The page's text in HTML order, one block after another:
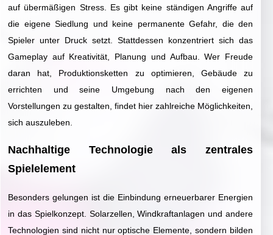
auf übermäßigen Stress. Es gibt keine ständigen Angriffe auf
die eigene Siedlung und keine permanente Gefahr, die den
Spieler unter Druck setzt. Stattdessen konzentriert sich das
Gameplay auf Kreativität, Planung und Aufbau. Wer Freude
daran hat, Produktionsketten zu optimieren, Gebäude zu
errichten und seine Umgebung nach den eigenen
Vorstellungen zu gestalten, findet hier zahlreiche Möglichkeiten,
sich auszuleben.
Nachhaltige Technologie als zentrales
Spielelement
Besonders gelungen ist die Einbindung erneuerbarer Energien
in das Spielkonzept. Solarzellen, Windkraftanlagen und andere
Technologien sind nicht nur optische Elemente, sondern bilden